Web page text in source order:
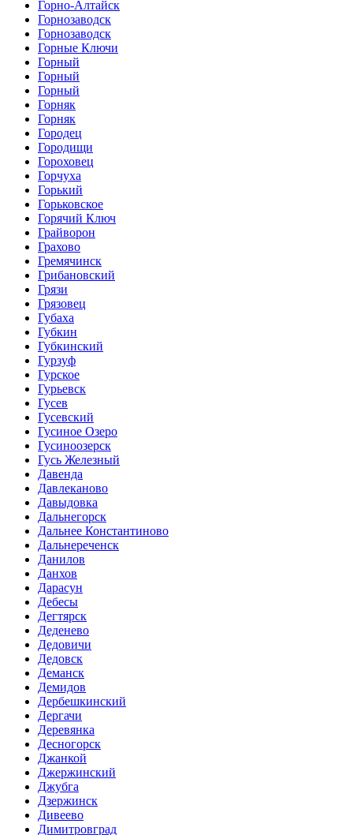
Горно-Алтайск
Горнозаводск
Горнозаводск
Горные Ключи
Горный
Горный
Горный
Горняк
Горняк
Городец
Городищи
Гороховец
Горчуха
Горький
Горьковское
Горячий Ключ
Грайворон
Грахово
Гремячинск
Грибановский
Грязи
Грязовец
Губаха
Губкин
Губкинский
Гурзуф
Гурское
Гурьевск
Гусев
Гусевский
Гусиное Озеро
Гусиноозерск
Гусь Железный
Давенда
Давлеканово
Давыдовка
Дальнегорск
Дальнее Константиново
Дальнереченск
Данилов
Данхов
Дарасун
Дебесы
Дегтярск
Деденево
Дедовичи
Дедовск
Деманск
Демидов
Дербешкинский
Дергачи
Деревянка
Десногорск
Джанкой
Джержинский
Джубга
Дзержинск
Дивеево
Димитровград